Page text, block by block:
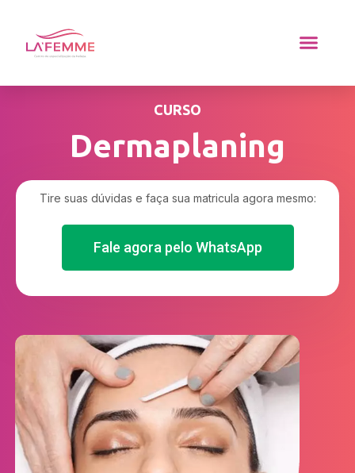
CURSO
Dermaplaning
Tire suas dúvidas e faça sua matricula agora mesmo:
Fale agora pelo WhatsApp